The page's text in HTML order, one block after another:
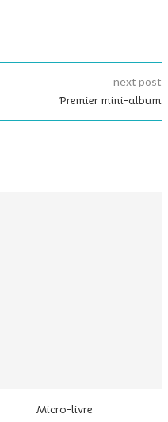
next post
Premier mini-album
Micro-livre